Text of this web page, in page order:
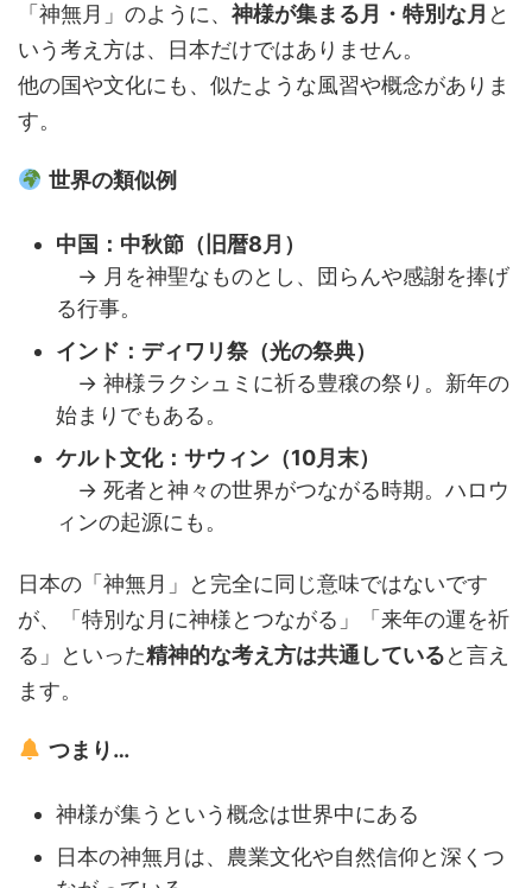
「神無月」のように、 神様が集まる月・特別な月 と
いう考え方は、日本だけではありません。
他の国や文化にも、似たような風習や概念がありま
す。
世界の類似例
中国：中秋節（旧暦8月）
→ 月を神聖なものとし、団らんや感謝を捧げ
る行事。
インド：ディワリ祭（光の祭典）
→ 神様ラクシュミに祈る豊穣の祭り。新年の
始まりでもある。
ケルト文化：サウィン（10月末）
→ 死者と神々の世界がつながる時期。ハロウ
ィンの起源にも。
日本の「神無月」と完全に同じ意味ではないです
が、「特別な月に神様とつながる」「来年の運を祈
る」といった精神的な考え方は共通していると言え
ます。
つまり…
神様が集うという概念は世界中にある
日本の神無月は、農業文化や自然信仰と深くつ